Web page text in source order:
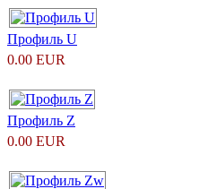
Профиль U
0.00 EUR
Профиль Z
0.00 EUR